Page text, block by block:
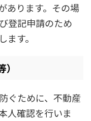
あります。その場
登記申請のため
す。
ぐために、不動産
人確認を行いま